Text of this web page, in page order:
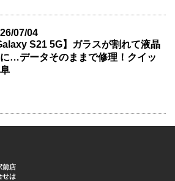
07/04
S21 5G】ガラスが割れて液晶
…データそのままで修理！クイッ
前店
せは